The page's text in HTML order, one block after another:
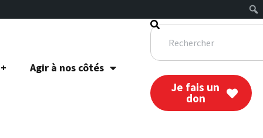
Agir à nos côtés
Je fais un
don